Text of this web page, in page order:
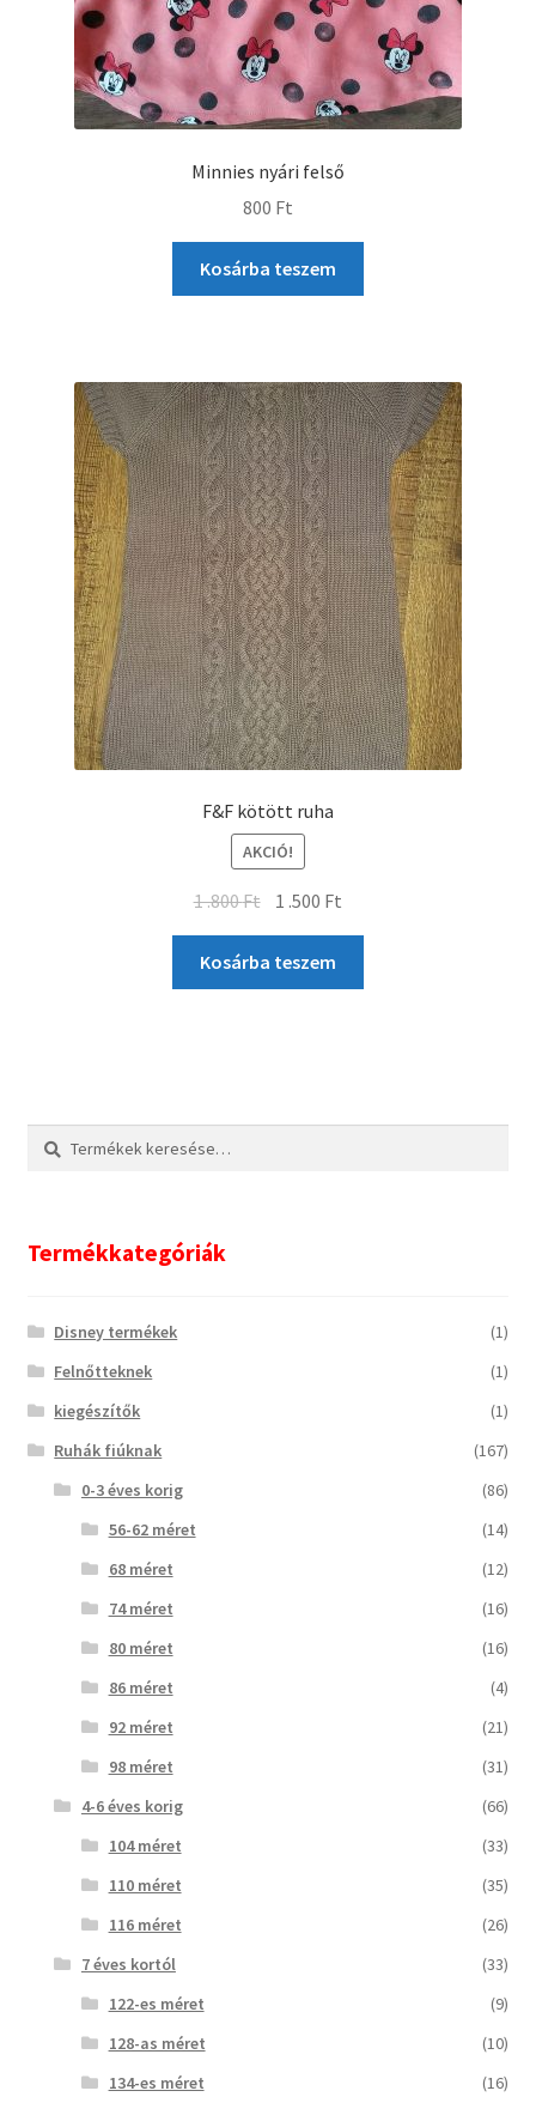
Minnies nyári felső
800 Ft
Kosárba teszem
F&F kötött ruha
AKCIÓ!
1 .800Ft 1 .500 Ft
Kosárba teszem
Keresés
Keresés
Termékkategóriák
Disney termékek
(1)
Felnőtteknek
(1)
kiegészítők
(1)
Ruhák fiúknak
(167)
0-3 éves korig
(86)
56-62 méret
(14)
68 méret
(12)
74 méret
(16)
80 méret
(16)
86 méret
(4)
92 méret
(21)
98 méret
(31)
4-6 éves korig
(66)
104 méret
(33)
110 méret
(35)
116 méret
(26)
7 éves kortól
(33)
122-es méret
(9)
128-as méret
(10)
134-es méret
(16)